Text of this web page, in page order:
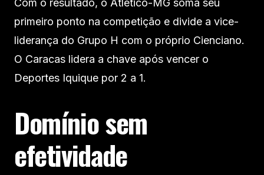
primeiro ponto na competição e divide a vice-
liderança do Grupo H com o próprio Cienciano.
O Caracas lidera a chave após vencer o
Deportes Iquique por 2 a 1.
Domínio sem
efetividade